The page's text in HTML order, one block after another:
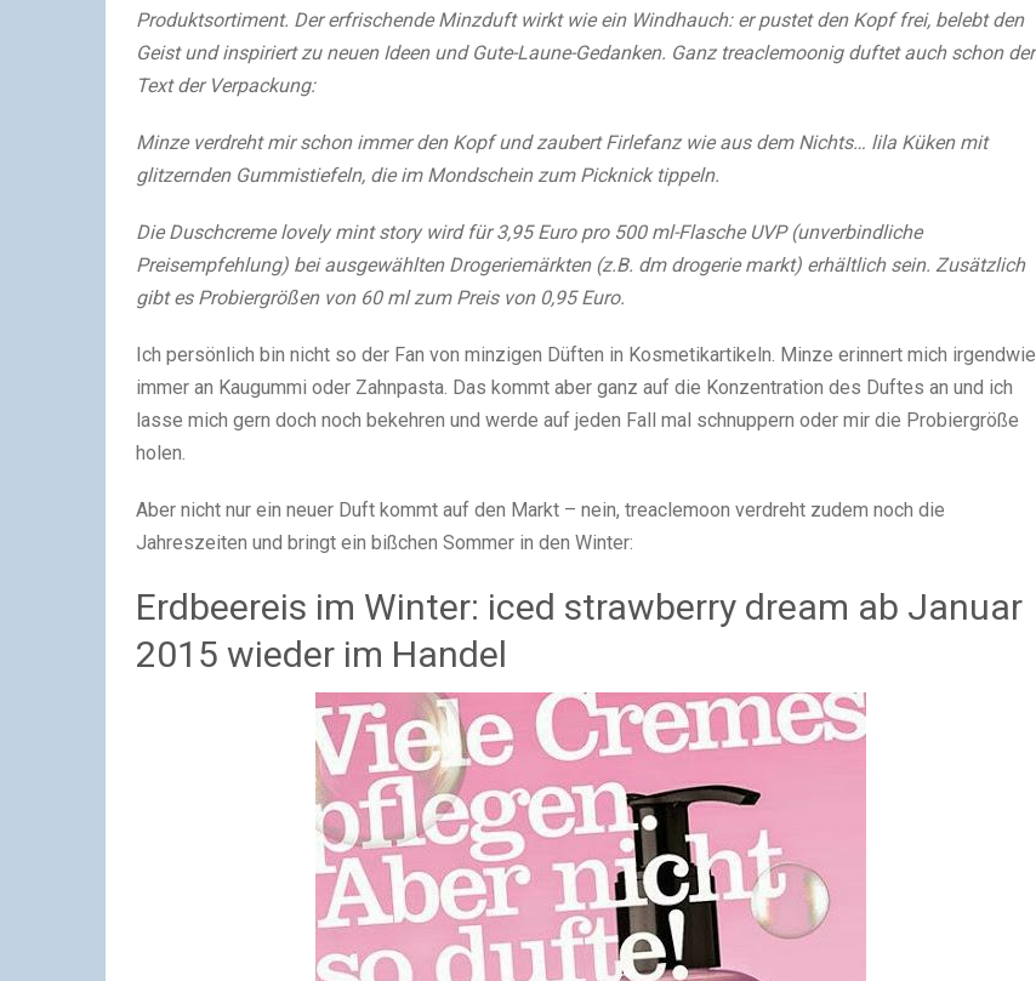
Produktsortiment. Der erfrischende Minzduft wirkt wie ein Windhauch: er pustet den Kopf frei, belebt den
Geist und inspiriert zu neuen Ideen und Gute-Laune-Gedanken. Ganz treaclemoonig duftet auch schon der
Text der Verpackung:
Minze verdreht mir schon immer den Kopf und zaubert Firlefanz wie aus dem Nichts… lila Küken mit
glitzernden Gummistiefeln, die im Mondschein zum Picknick tippeln.
Die Duschcreme lovely mint story wird für 3,95 Euro pro 500 ml-Flasche UVP (unverbindliche
Preisempfehlung) bei ausgewählten Drogeriemärkten (z.B. dm drogerie markt) erhältlich sein. Zusätzlich
gibt es Probiergrößen von 60 ml zum Preis von 0,95 Euro.
Ich persönlich bin nicht so der Fan von minzigen Düften in Kosmetikartikeln. Minze erinnert mich irgendwie
immer an Kaugummi oder Zahnpasta. Das kommt aber ganz auf die Konzentration des Duftes an und ich
lasse mich gern doch noch bekehren und werde auf jeden Fall mal schnuppern oder mir die Probiergröße
holen.
Aber nicht nur ein neuer Duft kommt auf den Markt – nein, treaclemoon verdreht zudem noch die
Jahreszeiten und bringt ein bißchen Sommer in den Winter:
Erdbeereis im Winter: iced strawberry dream ab Januar
2015 wieder im Handel